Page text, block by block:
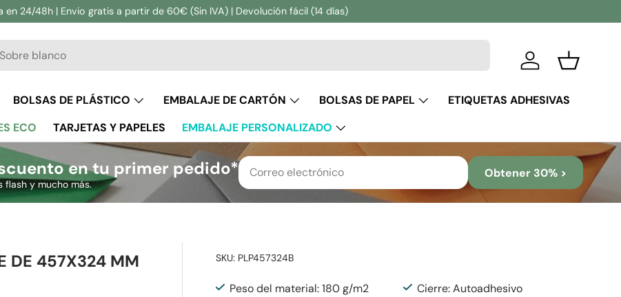
en 24/48h | Envio gratis a partir de 60€ (Sin IVA) | Devolución fácil (14 días)
Iniciar sesión
Cesta
BOLSAS DE PLÁSTICO EMBALAJE DE CARTÓN BOLSAS DE PAPEL
ETIQUETAS ADHESIVAS
ECO
TARJETAS Y PAPELES EMBALAJE PERSONALIZADO
en tu primer pedido*
flash y mucho más.
Obtener 30% >
DE 457X324 MM
SKU: PLP457324B
Peso del material: 180 g/m2
Cierre: Autoadhesivo